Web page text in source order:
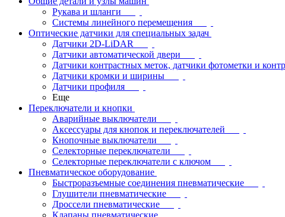
Рукава и шланги
Системы линейного перемещения
Оптические датчики для специальных задач
Датчики 2D-LiDAR
Датчики автоматической двери
Датчики контрастных меток, датчики фотометки и
Датчики кромки и ширины
Датчики профиля
Еще
Переключатели и кнопки
Аварийные выключатели
Аксессуары для кнопок и переключателей
Кнопочные выключатели
Селекторные переключатели
Селекторные переключатели с ключом
Пневматическое оборудование
Быстроразъемные соединения пневматические
Глушители пневматические
Дроссели пневматические